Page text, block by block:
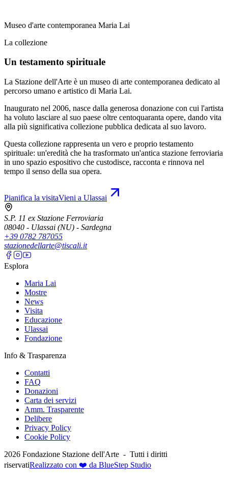
Museo d'arte contemporanea Maria Lai
La collezione
Un testamento spirituale
La Stazione dell'Arte è un museo di arte contemporanea dedicato al
percorso umano e artistico di Maria Lai.
Inaugurato nel 2006, nasce dalla generosa donazione con cui l'artista
ha voluto lasciare al suo paese oltre centoquaranta opere, dando vita
alla più significativa collezione pubblica dedicata al suo lavoro.
Questa collezione rappresenta un vero e proprio testamento
spirituale: un'eredità che ha trasformato un'antica stazione ferroviaria
in uno spazio espositivo che custodisce, racconta e rinnova nel
tempo il senso della sua opera.
Pianifica la visitaVieni a Ulassai
S.P. 11 ex Stazione Ferroviaria
08040 - Ulassai (NU) - Sardegna
+39 0782 787055
stazionedellarte@tiscali.it
Esplora
Maria Lai
Mostre
News
Visita
Educazione
Ulassai
Fondazione
Info & Trasparenza
Contatti
FAQ
Donazioni
Carta dei servizi
Amm. Trasparente
Delibere
Privacy Policy
Cookie Policy
2026 Fondazione Stazione dell'Arte - Tutti i diritti
riservatiRealizzato con ❤️ da BlueStep Studio